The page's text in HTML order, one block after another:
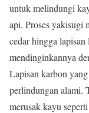
untuk melindungi
api. Proses yakisugi
cedar hingga
mendinginkannya
Lapisan karbon
perlindungan alami.
merusak kayu